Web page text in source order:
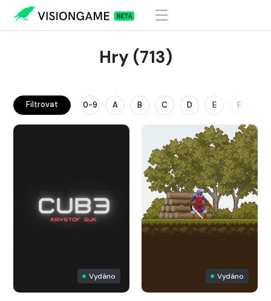
Hry (713)
Filtrovat 0-9 A B C D E F
Vydáno Vydáno